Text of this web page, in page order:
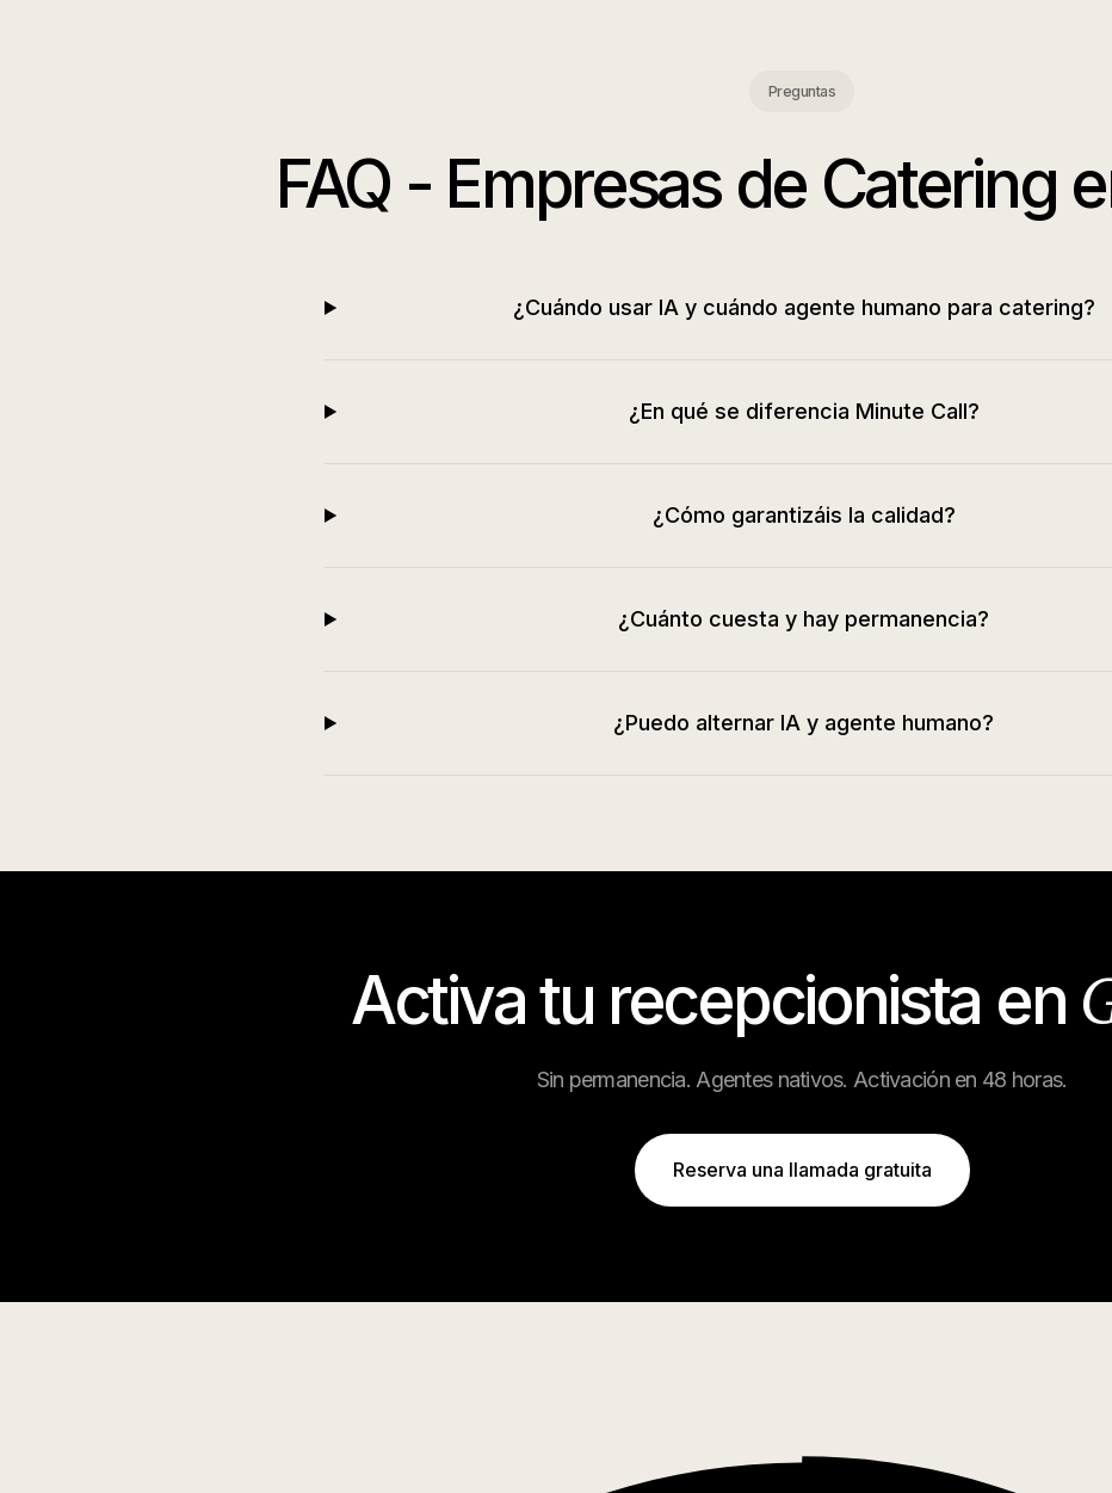
Preguntas
FAQ - Empresas de Catering
¿Cuándo usar IA y cuándo agente humano para catering?
¿En qué se diferencia Minute Call?
¿Cómo garantizáis la calidad?
¿Cuánto cuesta y hay permanencia?
¿Puedo alternar IA y agente humano?
Activa tu recepcionista en
Sin permanencia. Agentes nativos. Activación en 48 horas.
Reserva una llamada gratuita